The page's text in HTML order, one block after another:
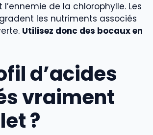
l’ennemie de la chlorophylle. Les
les nutriments associés
Utilisez donc des bocaux en
d’acides
vraiment
?